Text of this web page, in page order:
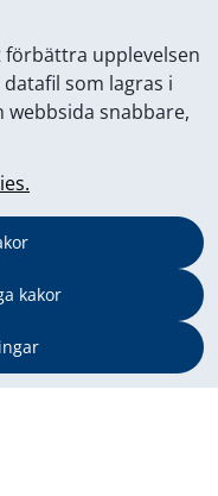
förbättra upplevelsen
som lagras i
webbsida snabbare,
kakor